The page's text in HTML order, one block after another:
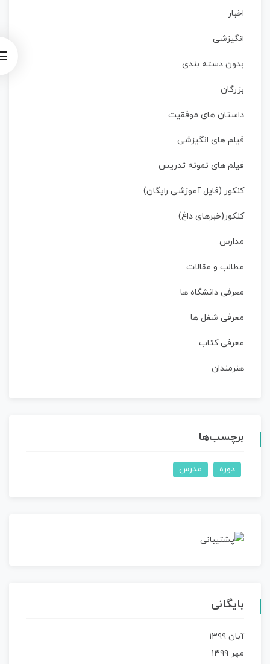
اخبار
انگیزشی
بدون دسته بندی
بزرگان
داستان‌ های موفقیت
فیلم های انگیزشی
فیلم های نمونه تدریس
کنکور (فایل آموزشی رایگان)
کنکور(خبرهای داغ)
مدارس
مطالب و مقالات
معرفی دانشگاه ها
معرفی شغل ها
معرفی کتاب
هنرمندان
برچسب‌ها
دوره مدرس
بایگانی
آبان ۱۳۹۹
مهر ۱۳۹۹